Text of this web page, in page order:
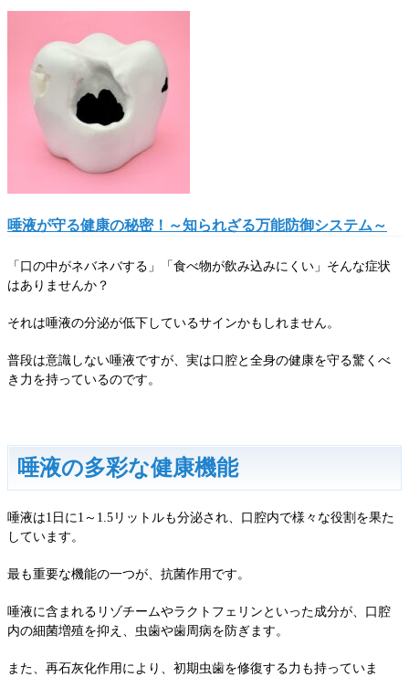
唾液が守る健康の秘密！～知られざる万能防御システム～
「口の中がネバネバする」「食べ物が飲み込みにくい」そんな症状
はありませんか？
それは唾液の分泌が低下しているサインかもしれません。
普段は意識しない唾液ですが、実は口腔と全身の健康を守る驚くべ
き力を持っているのです。
唾液の多彩な健康機能
唾液は1日に1～1.5リットルも分泌され、口腔内で様々な役割を果た
しています。
最も重要な機能の一つが、抗菌作用です。
唾液に含まれるリゾチームやラクトフェリンといった成分が、口腔
内の細菌増殖を抑え、虫歯や歯周病を防ぎます。
また、再石灰化作用により、初期虫歯を修復する力も持っていま